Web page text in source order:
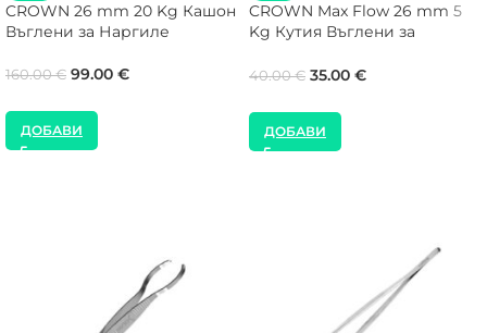
CROWN 26 mm 20 Kg Кашон
Въглени за Наргиле
160.00€ 99.00 €
ДОБАВИ
CROWN Max Flow 26 mm 5
Kg Кутия Въглени за
40.00€ 35.00 €
ДОБАВИ